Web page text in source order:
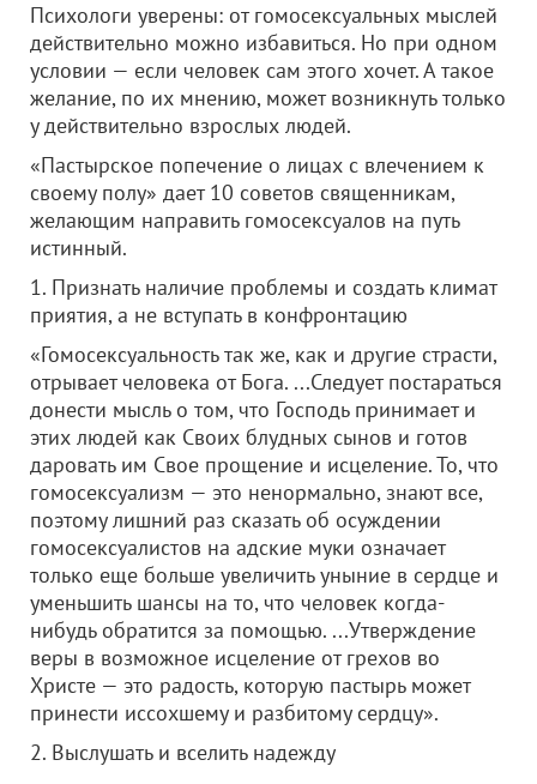
Психологи уверены: от гомосексуальных мыслей
действительно можно избавиться. Но при одном
условии — если человек сам этого хочет. А такое
желание, по их мнению, может возникнуть только
у действительно взрослых людей.
«Пастырское попечение о лицах с влечением к
своему полу» дает 10 советов священникам,
желающим направить гомосексуалов на путь
истинный.
1. Признать наличие проблемы и создать климат
приятия, а не вступать в конфронтацию
«Гомосексуальность так же, как и другие страсти,
отрывает человека от Бога. ...Следует постараться
донести мысль о том, что Господь принимает и
этих людей как Своих блудных сынов и готов
даровать им Свое прощение и исцеление. То, что
гомосексуализм — это ненормально, знают все,
поэтому лишний раз сказать об осуждении
гомосексуалистов на адские муки означает
только еще больше увеличить уныние в сердце и
уменьшить шансы на то, что человек когда-
нибудь обратится за помощью. ...Утверждение
веры в возможное исцеление от грехов во
Христе — это радость, которую пастырь может
принести иссохшему и разбитому сердцу».
2. Выслушать и вселить надежду